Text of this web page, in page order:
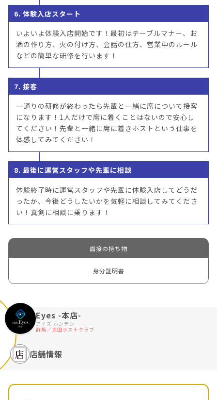
6. 体験入店スタート
いよいよ体験入店開始です！最初はテーブルマナー、お
酒の作り方、火の付け方、会話の仕方、営業中のルール
などの簡単な研修を行います！
7. 接客
一通りの研修が終わったら先輩と一緒に席について接客
になります！1人だけで席に着くことはないので安心し
てください！先輩と一緒に席に着きホストという仕事を
体感してみてください！
8. 最後に運営スタッフや先輩に相談
体験終了時に運営スタッフや先輩に体験入店してどうだ
ったか、今後どうしたいかを気軽に相談してみてくださ
い！真剣に相談に乗ります！
面接の持ち物
身分証明書
Eyes -本店-
アイズ ホンテン
群馬／太田ホストクラブ
店舗情報